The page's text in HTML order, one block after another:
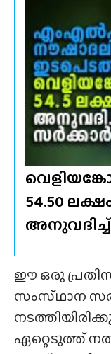
54.50
ഈ ഒരു
സംസ്‌ഥാന
ഏറ്റെടുത്ത്